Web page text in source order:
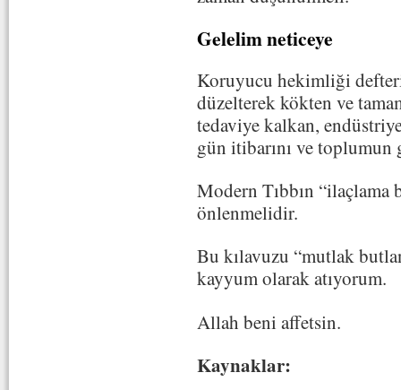
Gelelim neticeye
Koruyucu hekimliği
düzelterek kökten ve
tedaviye kalkan,
gün itibarını ve
Modern Tıbbın
önlenmelidir.
Bu kılavuzu “mutlak
kayyum olarak atıyorum.
Allah beni affetsin.
Kaynaklar: